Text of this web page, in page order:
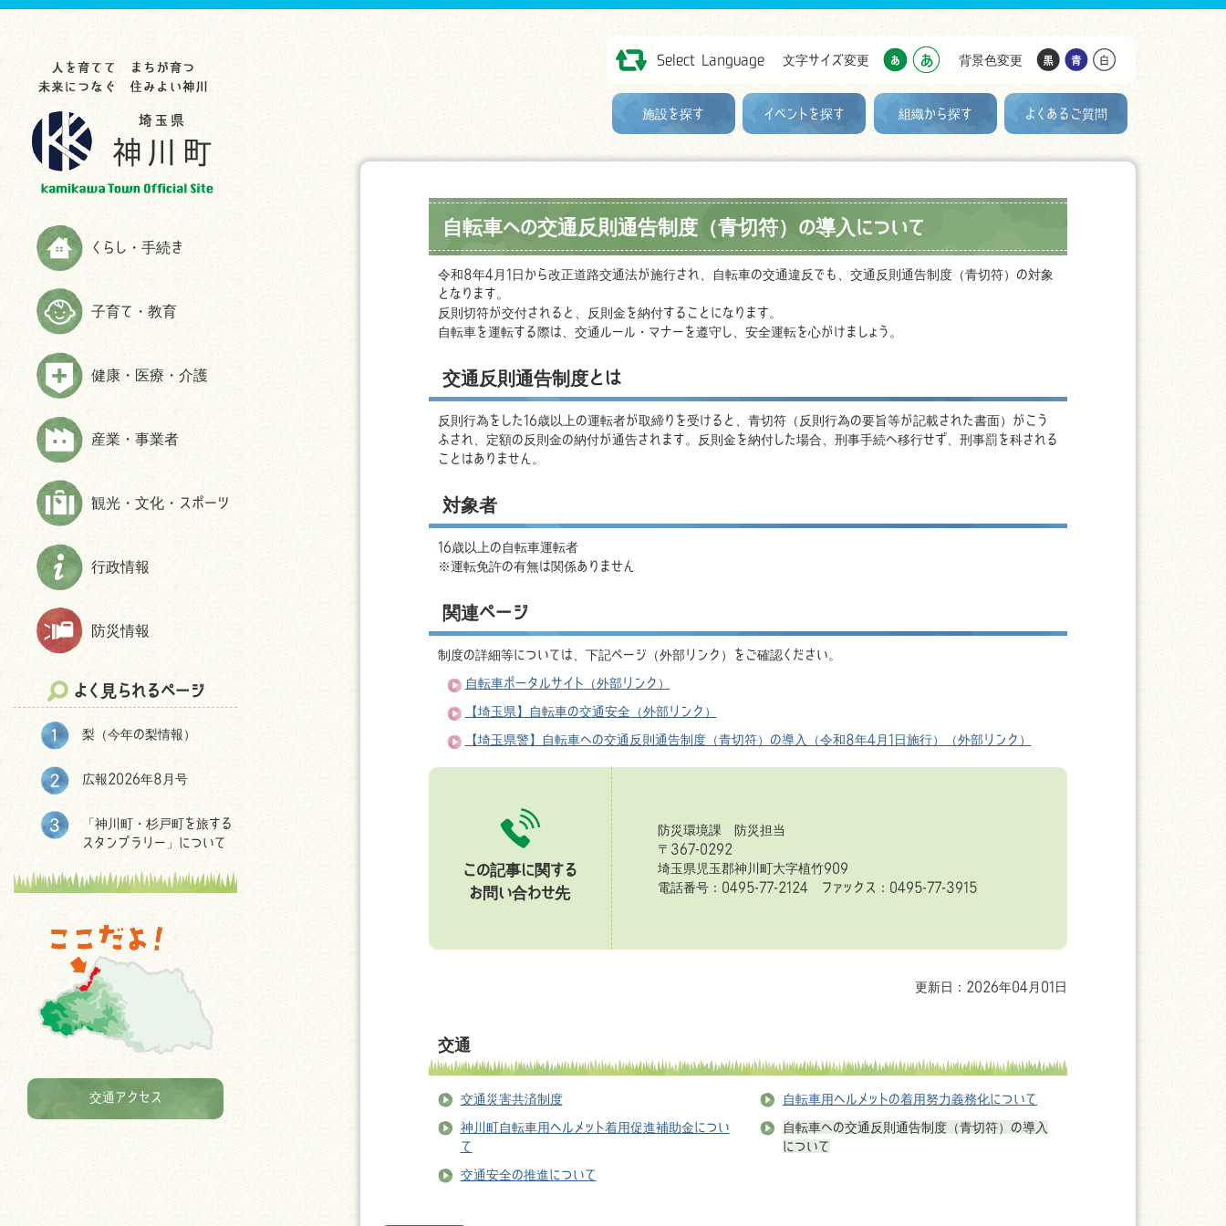
くらし・手続き
し・手続き
請書ダウンロード
成制度一覧
民年金
民健康保険
み・環境
ット・動物
まい・建築
下水道
活保護
住をお考えの皆様へ
婚・妊娠・共育ての相談機会
供・支援プログラム補助金
子育て・教育
て・教育
育委員会
涯学習
娠・出産
設情報
健康・医療・介護
・医療・介護
（健）診・人間ドック等助成・
防接種
康づくり・相談
齢者福祉
がい者福祉
くある質問(福祉・高齢者・介護
ついて)
んじょうネット～医療・介護・障
・地域資源情報管理システム～
産業・事業者
・事業者
札・契約
林商工業
用・労働
観光・文化・スポーツ
・文化・スポーツ
光スポット
ポーツ
行政情報
の紹介
策・計画
みかわまちづくり通信
ちづくり提案箱
ちづくり懇話会
スコットキャラクター
るさと納税
報公開
政状況等
通アクセス
援申請
防災情報
ザードマップ
報伝達手段
防災速報アプリ
災放送が聞きづらい世帯へは戸
受信機を配布しています
よく見られるページ
梨（今年の梨情報）
広報2026年8月号
「神川町・杉戸町を旅する
スタンプラリー」について
交通アクセス
Select Language 文字サイズ変更 背景色変更
施設を探す イベントを探す 組織から探す よくあるご質問
自転車への交通反則通告制度（青切符）の導入について
令和8年4月1日から改正道路交通法が施行され、自転車の交通違反でも、交通反則通告制度（青切符）の対象
となります。
反則切符が交付されると、反則金を納付することになります。
自転車を運転する際は、交通ルール・マナーを遵守し、安全運転を心がけましょう。
交通反則通告制度とは
反則行為をした16歳以上の運転者が取締りを受けると、青切符（反則行為の要旨等が記載された書面）がこう
ふされ、定額の反則金の納付が通告されます。反則金を納付した場合、刑事手続へ移行せず、刑事罰を科される
ことはありません。
対象者
16歳以上の自転車運転者
※運転免許の有無は関係ありません
関連ページ
制度の詳細等については、下記ページ（外部リンク）をご確認ください。
自転車ポータルサイト （外部リンク）
【埼玉県】自転車の交通安全（外部リンク）
【埼玉県警】自転車への交通反則通告制度（青切符）の導入（令和8年4月1日施行） （外部リンク）
この記事に関する
お問い合わせ先
防災環境課 防災担当
〒367-0292
埼玉県児玉郡神川町大字植竹909
電話番号：0495-77-2124 ファックス：0495-77-3915
更新日：2026年04月01日
交通
交通災害共済制度 自転車用ヘルメットの着用努力義務化について
神川町自転車用ヘルメット着用促進補助金につい
て
自転車への交通反則通告制度（青切符）の導入
について
交通安全の推進について